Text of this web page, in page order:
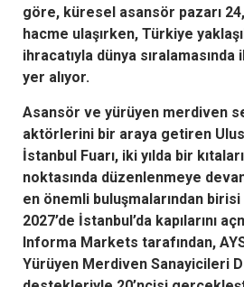
göre, küresel asansör pazarı
hacme ulaşırken, Türkiye
ihracatıyla dünya sıralamasında
yer alıyor.
Asansör ve yürüyen merdiven
aktörlerini bir araya getiren
İstanbul Fuarı, iki yılda bir
noktasında düzenlenmeye
en önemli buluşmalarından birisi
2027’de İstanbul’da kapılarını
Informa Markets tarafından,
Yürüyen Merdiven Sanayicileri